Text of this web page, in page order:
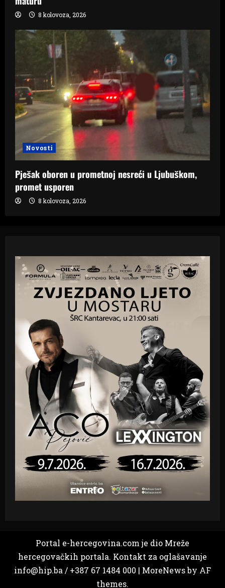
8 kolovoza, 2026
Novosti
Pješak oboren u prometnoj nesreći u Ljubuškom,
promet usporen
8 kolovoza, 2026
Portal e-hercegovina.com je dio Mreže
hercegovačkih portala. Kontakt za oglašavanje
info@hip.ba / +387 67 1484 000 | MoreNewsby AF
themes.